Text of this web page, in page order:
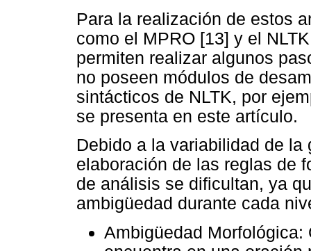
Para la realización de estos
como el MPRO [13] y el
permiten realizar algunos
no poseen módulos de
sintácticos de NLTK, por
se presenta en este artículo.
Debido a la variabilidad de
elaboración de las reglas de
de análisis se dificultan, ya
ambigüedad durante cada
Ambigüedad Morfológica: